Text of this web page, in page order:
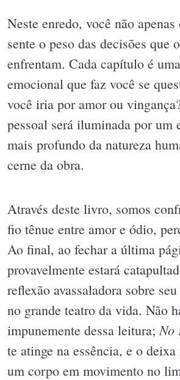
Neste enredo, você não apenas
sente o peso das decisões que
enfrentam. Cada capítulo é
emocional que faz você se
você iria por amor ou
pessoal será iluminada por um
mais profundo da natureza
cerne da obra.
Através deste livro, somos
fio tênue entre amor e ódio,
Ao final, ao fechar a última
provavelmente estará
reflexão avassaladora sobre
no grande teatro da vida. Não
impunemente dessa leitura; No
te atinge na essência, e o
um corpo em movimento no